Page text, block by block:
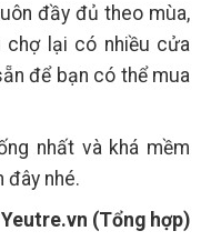
đầy đủ theo mùa,
chợ lại có nhiều cửa
để bạn có thể mua
nhất và khá mềm
đây nhé.
Yeutre.vn (Tổng hợp)